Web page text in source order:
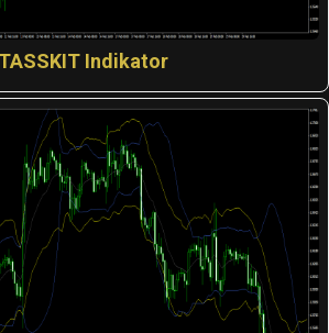
TASSKIT Indikator